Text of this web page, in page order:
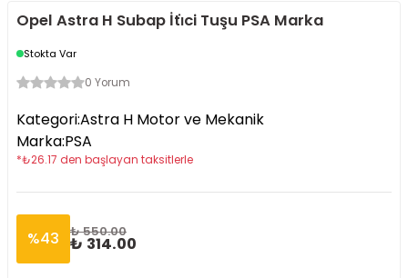
Opel Astra H Subap İti̇ci Tuşu PSA Marka
Stokta Var
0 Yorum
Kategori:Astra H Motor ve Mekanik
Marka:PSA
*₺26.17 den başlayan taksitlerle
%43 ₺ 550.00
₺ 314.00